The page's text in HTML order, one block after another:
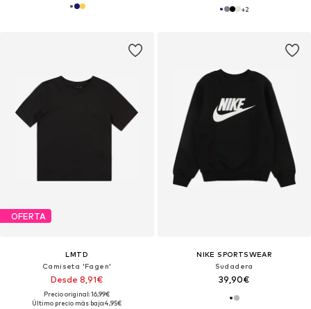
+2
OFERTA
LMTD
Camiseta 'Fagen'
Desde 8,91€
Precio original: 16,99€
Último precio más bajo:4,95€
NIKE SPORTSWEAR
Sudadera
39,90€